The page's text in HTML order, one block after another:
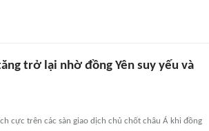
trở lại nhờ đồng Yên suy yếu và
cực trên các sàn giao dịch chủ chốt châu Á khi đồng